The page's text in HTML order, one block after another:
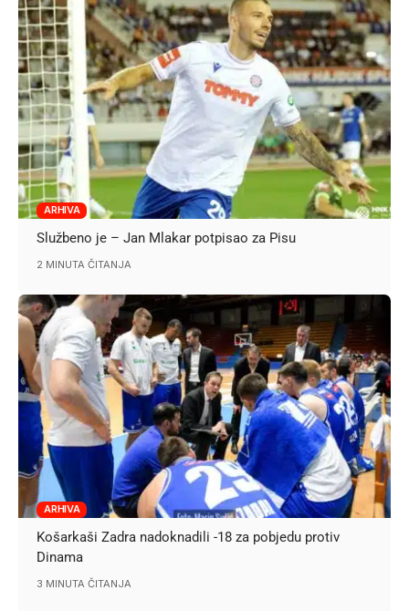
ARHIVA
Službeno je – Jan Mlakar potpisao za Pisu
2 MINUTA ČITANJA
ARHIVA
Košarkaši Zadra nadoknadili -18 za pobjedu protiv
Dinama
3 MINUTA ČITANJA